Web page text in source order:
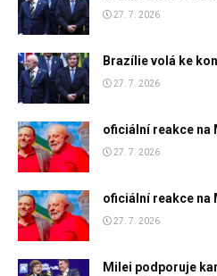
27. 7. 2026
Brazílie volá ke
27. 7. 2026
oficiální reakce na
27. 7. 2026
oficiální reakce na
27. 7. 2026
Milei podporuje